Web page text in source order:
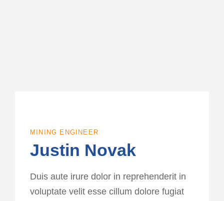
MINING ENGINEER
Justin Novak
Duis aute irure dolor in reprehenderit in
voluptate velit esse cillum dolore fugiat